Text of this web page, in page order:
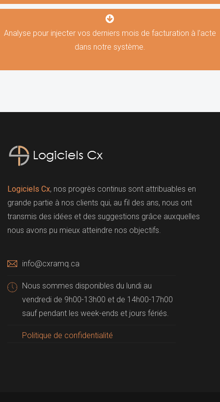
Analyse pour injecter vos derniers mois de facturation à l'acte
dans notre système.
Logiciels Cx, nos progrès continus sont attribuables en
grande partie à nos clients qui, au fil des ans, nous ont
transmis des idées et des suggestions grâce auxquelles
nous avons pu mieux atteindre nos objectifs.
info@cxramq.ca
Nous sommes disponibles du lundi au
vendredi de 9h00-13h00 et de 14h00-17h00
sauf pendant les week-ends et jours fériés.
Politique de confidentialité